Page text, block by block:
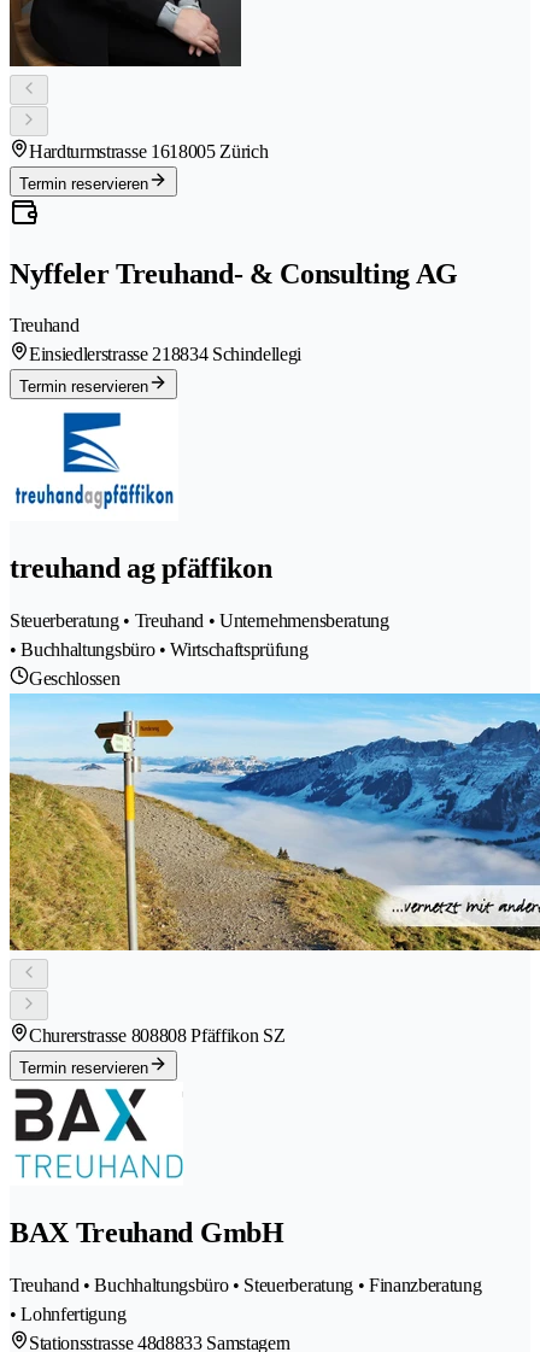
Hardturmstrasse 1618005 Zürich
Termin reservieren
Nyffeler Treuhand- & Consulting AG
Treuhand
Einsiedlerstrasse 218834 Schindellegi
Termin reservieren
treuhand ag pfäffikon
Steuerberatung • Treuhand • Unternehmensberatung
• Buchhaltungsbüro • Wirtschaftsprüfung
Geschlossen
Churerstrasse 808808 Pfäffikon SZ
Termin reservieren
BAX Treuhand GmbH
Treuhand • Buchhaltungsbüro • Steuerberatung • Finanzberatung
• Lohnfertigung
Stationsstrasse 48d8833 Samstagern